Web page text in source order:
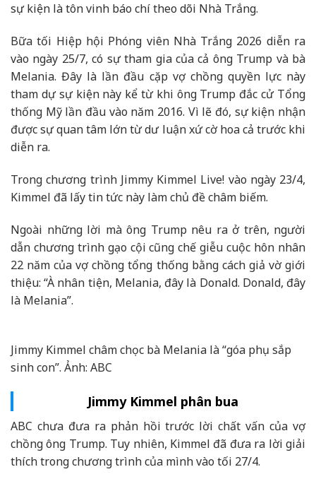
sự kiện là tôn vinh báo chí theo dõi Nhà Trắng.
Bữa tối Hiệp hội Phóng viên Nhà Trắng 2026 diễn ra
vào ngày 25/7, có sự tham gia của cả ông Trump và bà
Melania. Đây là lần đầu cặp vợ chồng quyền lực này
tham dự sự kiện này kể từ khi ông Trump đắc cử Tổng
thống Mỹ lần đầu vào năm 2016. Vì lẽ đó, sự kiện nhận
được sự quan tâm lớn từ dư luận xứ cờ hoa cả trước khi
diễn ra.
Trong chương trình Jimmy Kimmel Live! vào ngày 23/4,
Kimmel đã lấy tin tức này làm chủ đề châm biếm.
Ngoài những lời mà ông Trump nêu ra ở trên, người
dẫn chương trình gạo cội cũng chế giễu cuộc hôn nhân
22 năm của vợ chồng tổng thống bằng cách giả vờ giới
thiệu: “À nhân tiện, Melania, đây là Donald. Donald, đây
là Melania”.
Jimmy Kimmel châm chọc bà Melania là “góa phụ sắp
sinh con”. Ảnh: ABC
Jimmy Kimmel phân bua
ABC chưa đưa ra phản hồi trước lời chất vấn của vợ
chồng ông Trump. Tuy nhiên, Kimmel đã đưa ra lời giải
thích trong chương trình của mình vào tối 27/4.